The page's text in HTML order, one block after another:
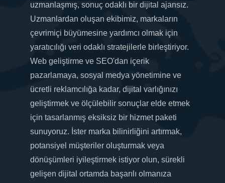
uzmanlaşmış, sonuç odaklı bir dijital ajansız.
Uzmanlardan oluşan ekibimiz, markaların
çevrimiçi büyümesine yardımcı olmak için
yaratıcılığı veri odaklı stratejilerle birleştiriyor.
Web geliştirme ve SEO'dan içerik
pazarlamaya, sosyal medya yönetimine ve
ücretli reklamcılığa kadar, dijital varlığınızı
geliştirmek ve ölçülebilir sonuçlar elde etmek
için tasarlanmış eksiksiz bir hizmet paketi
sunuyoruz. İster marka bilinirliğini artırmak,
potansiyel müşteriler oluşturmak veya
dönüşümleri iyileştirmek istiyor olun, sürekli
gelişen dijital ortamda başarılı olmanıza